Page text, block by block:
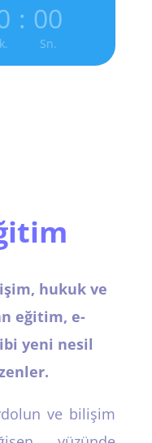
: 00
Sn.
hukuk ve
eğitim, e-
yeni nesil
ve bilişim